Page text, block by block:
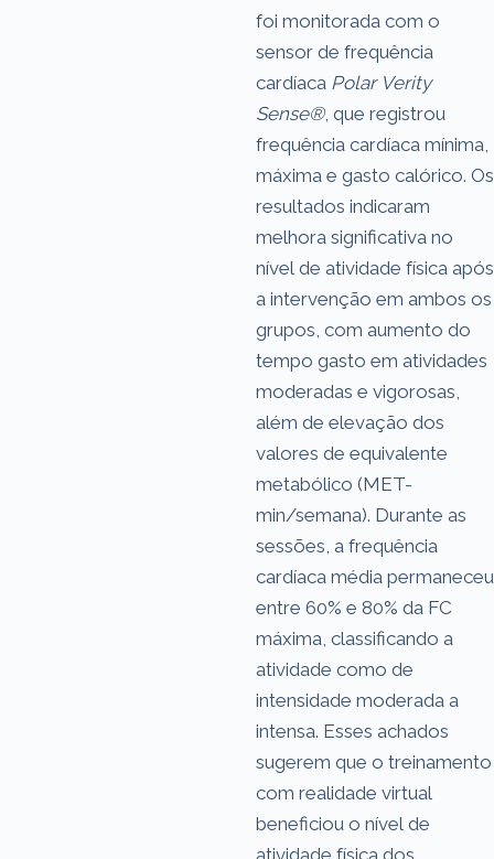
foi monitorada com o
sensor de frequência
cardíaca Polar Verity
Sense®, que registrou
frequência cardíaca mínima,
máxima e gasto calórico. Os
resultados indicaram
melhora significativa no
nível de atividade física após
a intervenção em ambos os
grupos, com aumento do
tempo gasto em atividades
moderadas e vigorosas,
além de elevação dos
valores de equivalente
metabólico (MET-
min/semana). Durante as
sessões, a frequência
cardíaca média permaneceu
entre 60% e 80% da FC
máxima, classificando a
atividade como de
intensidade moderada a
intensa. Esses achados
sugerem que o treinamento
com realidade virtual
beneficiou o nível de
atividade física dos